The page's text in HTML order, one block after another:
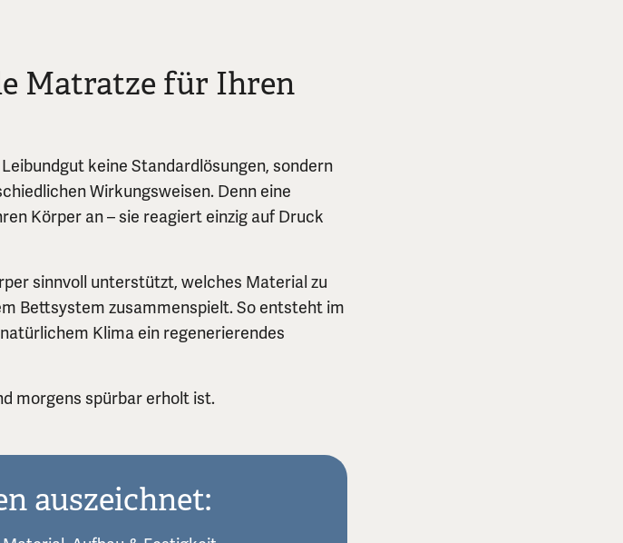
Matratze für Ihren
keine Standardlösungen, sondern
Wirkungsweisen. Denn eine
Körper an – sie reagiert einzig auf Druck
sinnvoll unterstützt, welches Material zu
Bettsystem zusammenspielt. So entsteht im
Klima ein regenerierendes
morgens spürbar erholt ist.
auszeichnet: